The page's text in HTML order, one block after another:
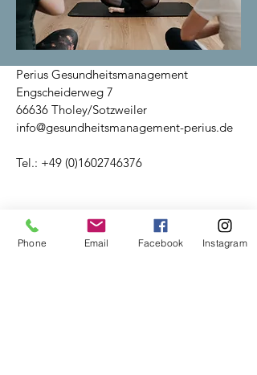
Perius Gesundheitsmanagement
Engscheiderweg 7
66636 Tholey/Sotzweiler
info@gesundheitsmanagement-perius.de
Tel.: +49 (0)1602746376
Phone Email Facebook Instagram